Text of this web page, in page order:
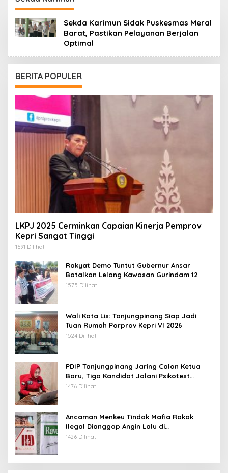
Sekda Karimun Sidak Puskesmas Meral
Barat, Pastikan Pelayanan Berjalan
Optimal
BERITA POPULER
LKPJ 2025 Cerminkan Capaian Kinerja Pemprov
Kepri Sangat Tinggi
1691 Dilihat
Rakyat Demo Tuntut Gubernur Ansar
Batalkan Lelang Kawasan Gurindam 12
1575 Dilihat
Wali Kota Lis: Tanjungpinang Siap Jadi
Tuan Rumah Porprov Kepri VI 2026
1524 Dilihat
PDIP Tanjungpinang Jaring Calon Ketua
Baru, Tiga Kandidat Jalani Psikotest
Daring
1476 Dilihat
Ancaman Menkeu Tindak Mafia Rokok
Ilegal Dianggap Angin Lalu di
Tanjungpinang
1426 Dilihat